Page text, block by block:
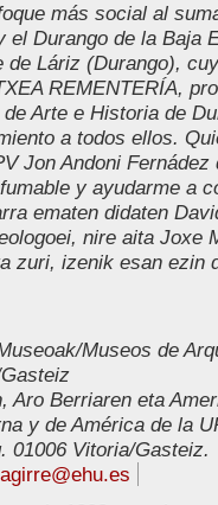
más social al
Durango de la Baja
de Láriz (Durango),
REMENTERÍA,
Arte e Historia de
a todos ellos.
Jon Andoni Fernádez
y ayudarme a
ematen didaten
nire aita Joxe
zuri, izenik esan ezin
Museos de
Aro Berriaren eta
y de América de la
01006 Vitoria/Gasteiz.